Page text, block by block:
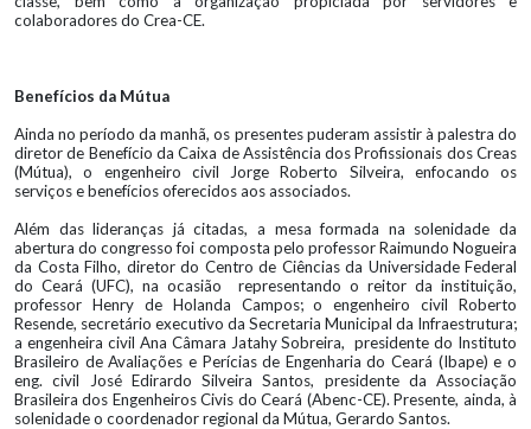
colaboradores do Crea-CE.
Benefícios da Mútua
Ainda no período da manhã, os presentes puderam assistir à palestra do
diretor de Benefício da Caixa de Assistência dos Profissionais dos Creas
(Mútua), o engenheiro civil Jorge Roberto Silveira, enfocando os
serviços e benefícios oferecidos aos associados.
Além das lideranças já citadas, a mesa formada na solenidade da
abertura do congresso foi composta pelo professor Raimundo Nogueira
da Costa Filho, diretor do Centro de Ciências da Universidade Federal
do Ceará (UFC), na ocasião representando o reitor da instituição,
professor Henry de Holanda Campos; o engenheiro civil Roberto
Resende, secretário executivo da Secretaria Municipal da Infraestrutura;
a engenheira civil Ana Câmara Jatahy Sobreira, presidente do Instituto
Brasileiro de Avaliações e Perícias de Engenharia do Ceará (Ibape) e o
eng. civil José Edirardo Silveira Santos, presidente da Associação
Brasileira dos Engenheiros Civis do Ceará (Abenc-CE). Presente, ainda, à
solenidade o coordenador regional da Mútua, Gerardo Santos.